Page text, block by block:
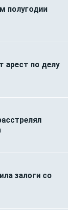
полугодии
арест по делу
залоги со